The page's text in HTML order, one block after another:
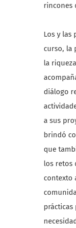
rincones
Los y las
curso, la
la
diálogo
a sus
brindó
que
los retos
contexto
prácticas